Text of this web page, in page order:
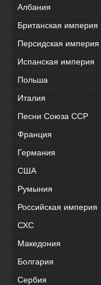
Албания
Британская империя
Персидская империя
Испанская империя
Польша
Италия
Песни Союза ССР
Франция
Германия
США
Румыния
Российская империя
СХС
Македония
Болгария
Сербия